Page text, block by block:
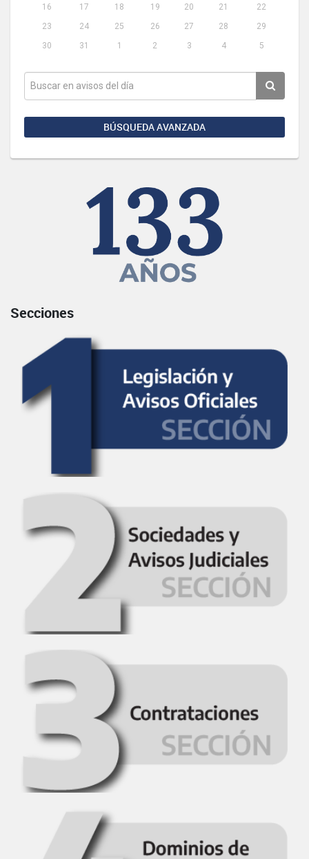
16
17 18 19 20 21
22
23
24 25 26 27 28
29
30
31 1 2 3 4 5
BÚSQUEDA AVANZADA
Secciones